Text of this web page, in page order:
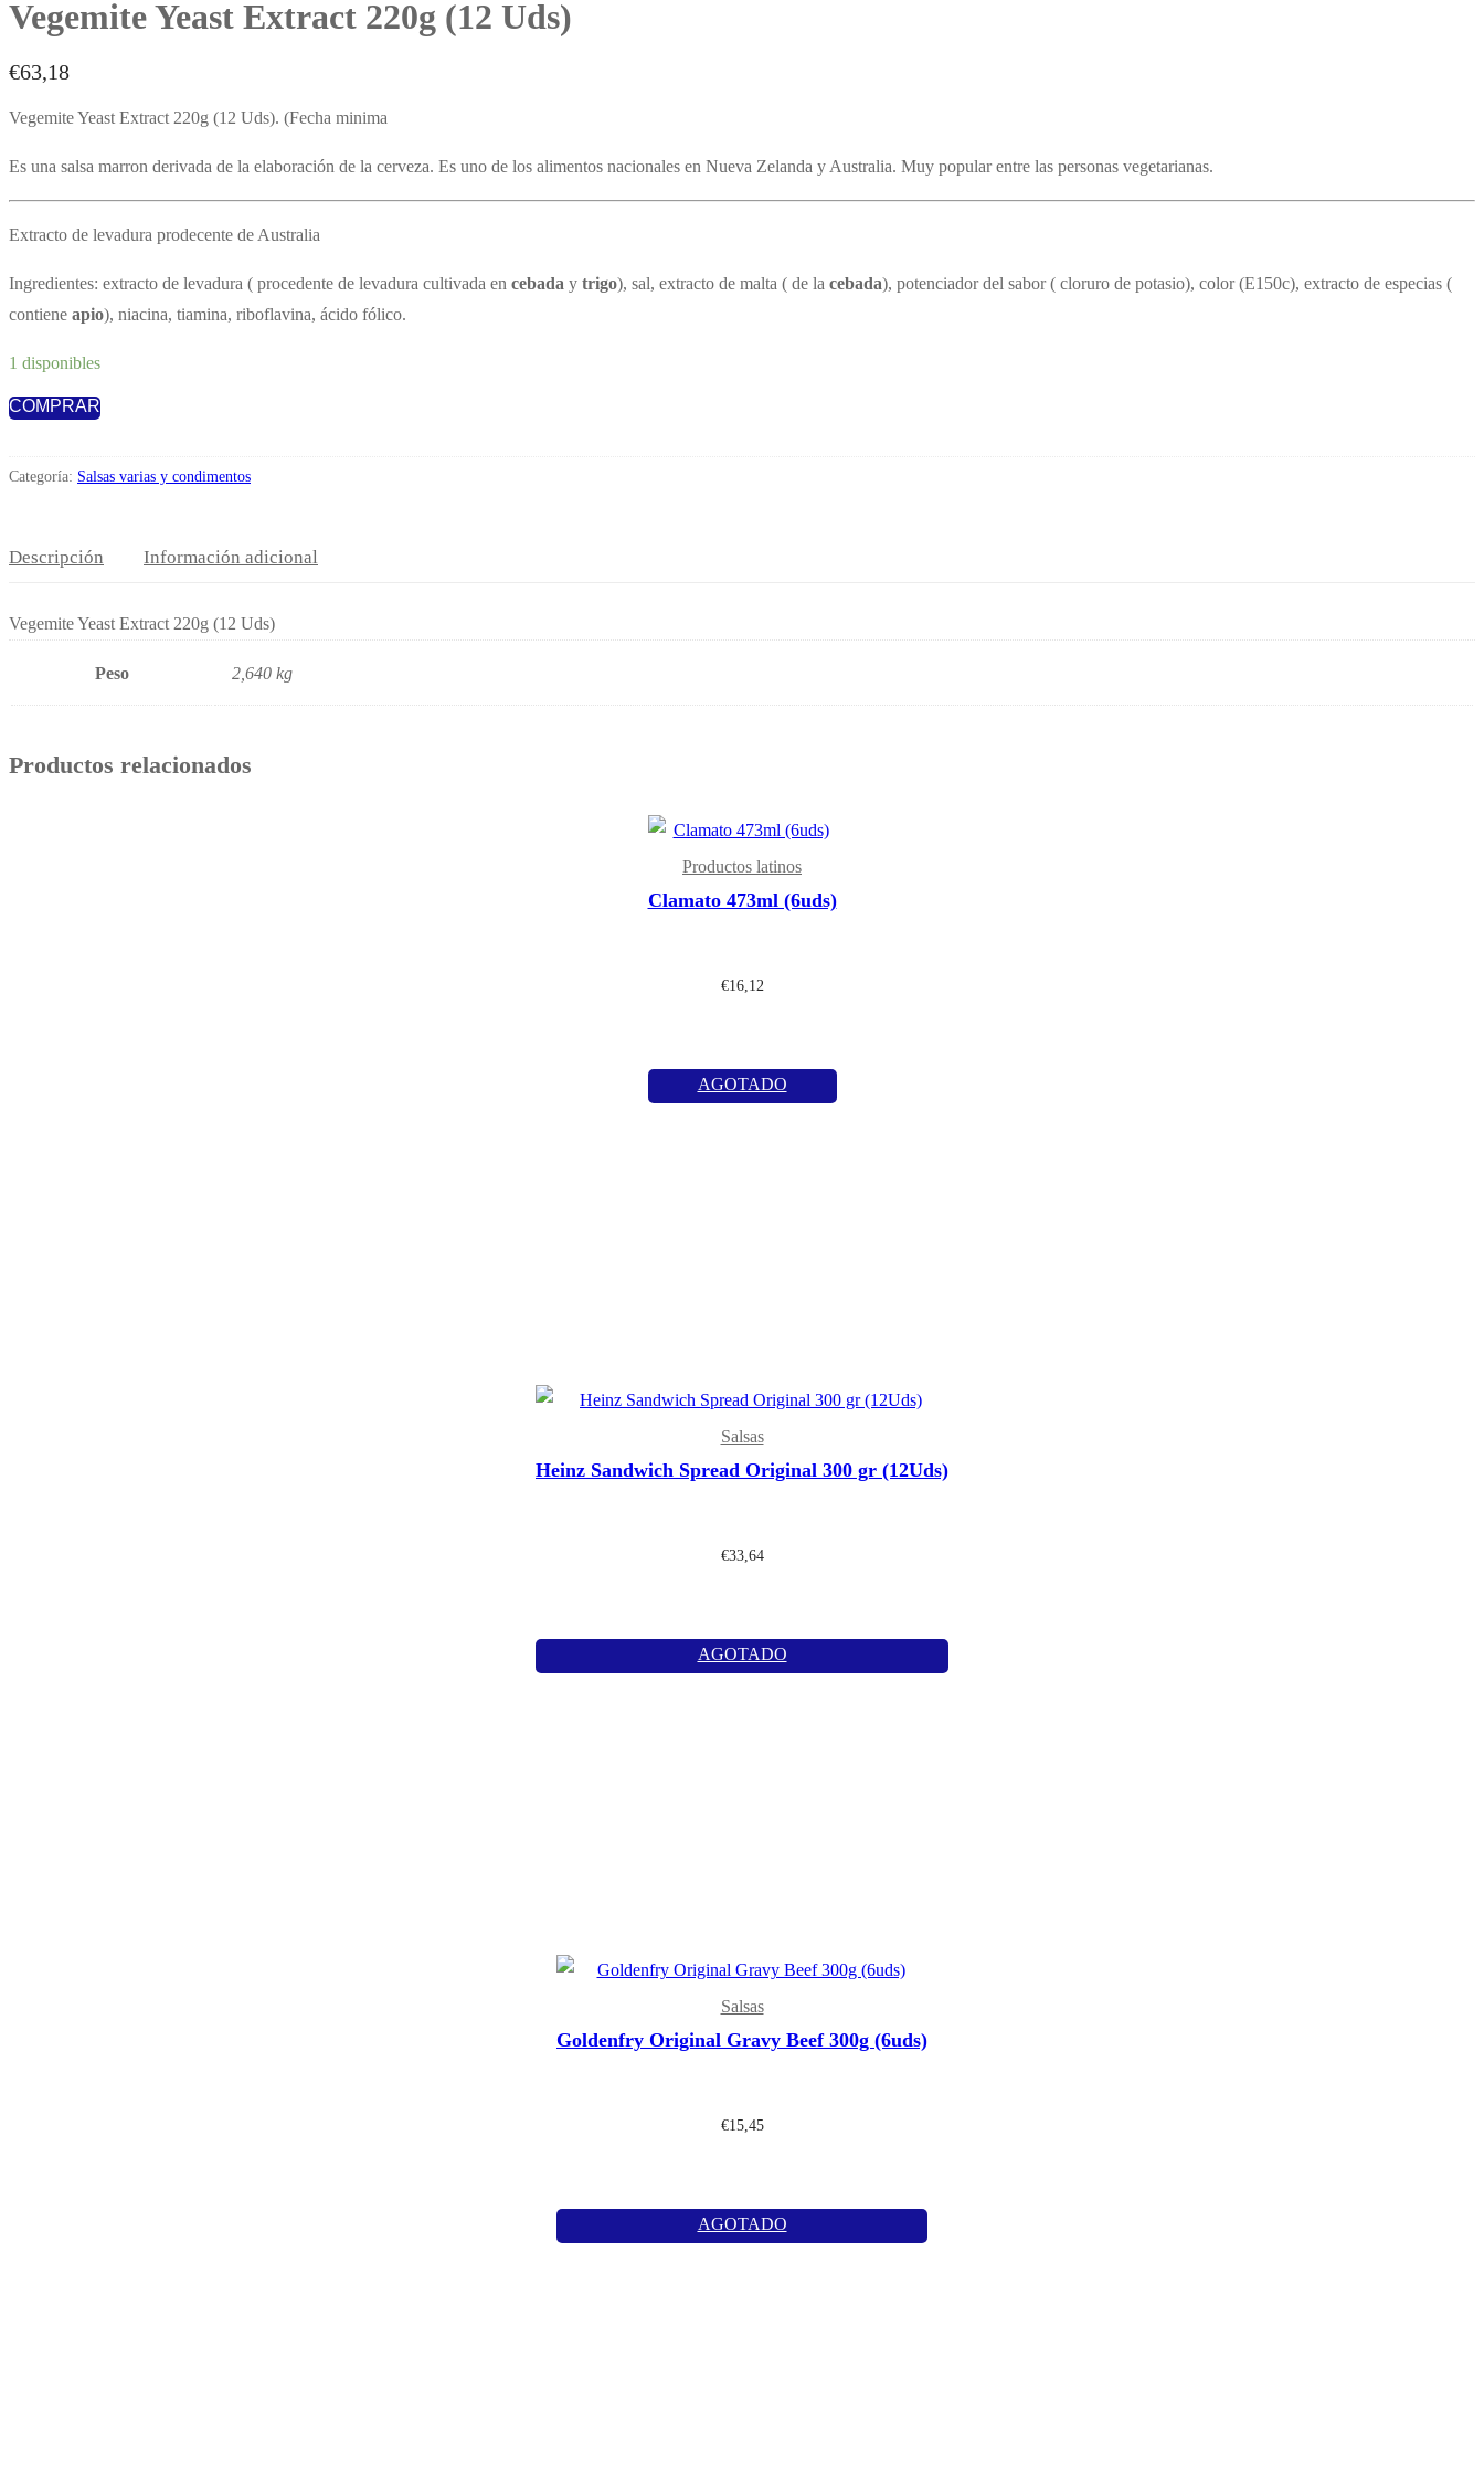
Vegemite Yeast Extract 220g (12 Uds)
€63,18
Vegemite Yeast Extract 220g (12 Uds). (Fecha minima
Es una salsa marron derivada de la elaboración de la cerveza. Es uno de los alimentos nacionales en Nueva Zelanda y Australia. Muy popular entre las personas vegetarianas.
Extracto de levadura prodecente de Australia
Ingredientes: extracto de levadura ( procedente de levadura cultivada en cebada y trigo), sal, extracto de malta ( de la cebada), potenciador del sabor ( cloruro de potasio), color (E150c), extracto de especias (
contiene apio), niacina, tiamina, riboflavina, ácido fólico.
1 disponibles
Vegemite
Extract
Uds)
COMPRAR
Categoría: Salsas varias y condimentos
Descripción Información adicional
Vegemite Yeast Extract 220g (12 Uds)
Peso 2,640 kg
Productos relacionados
Productos latinos
Clamato 473ml (6uds)
€16,12
AGOTADO
Salsas
Heinz Sandwich Spread Original 300 gr (12Uds)
€33,64
AGOTADO
Salsas
Goldenfry Original Gravy Beef 300g (6uds)
€15,45
AGOTADO